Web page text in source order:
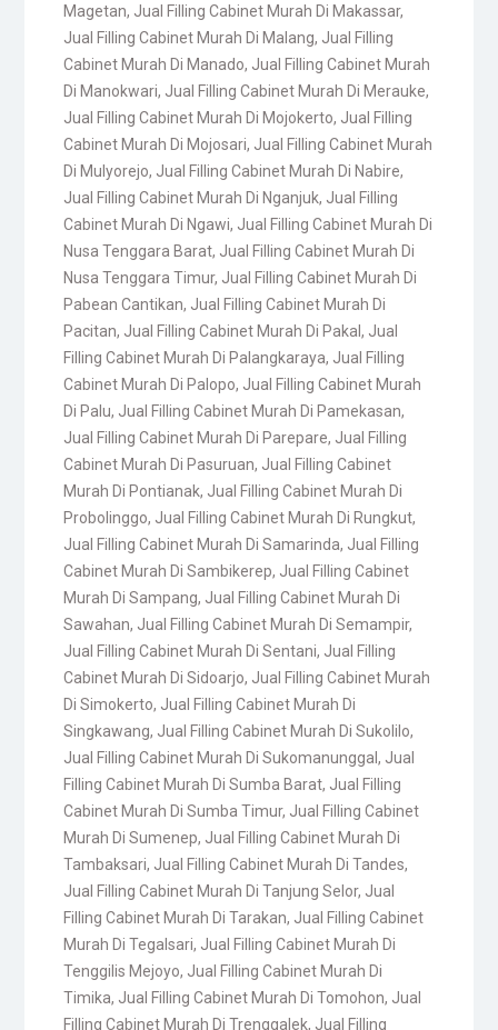
Magetan, Jual Filling Cabinet Murah Di Makassar,
Jual Filling Cabinet Murah Di Malang, Jual Filling
Cabinet Murah Di Manado, Jual Filling Cabinet Murah
Di Manokwari, Jual Filling Cabinet Murah Di Merauke,
Jual Filling Cabinet Murah Di Mojokerto, Jual Filling
Cabinet Murah Di Mojosari, Jual Filling Cabinet Murah
Di Mulyorejo, Jual Filling Cabinet Murah Di Nabire,
Jual Filling Cabinet Murah Di Nganjuk, Jual Filling
Cabinet Murah Di Ngawi, Jual Filling Cabinet Murah Di
Nusa Tenggara Barat, Jual Filling Cabinet Murah Di
Nusa Tenggara Timur, Jual Filling Cabinet Murah Di
Pabean Cantikan, Jual Filling Cabinet Murah Di
Pacitan, Jual Filling Cabinet Murah Di Pakal, Jual
Filling Cabinet Murah Di Palangkaraya, Jual Filling
Cabinet Murah Di Palopo, Jual Filling Cabinet Murah
Di Palu, Jual Filling Cabinet Murah Di Pamekasan,
Jual Filling Cabinet Murah Di Parepare, Jual Filling
Cabinet Murah Di Pasuruan, Jual Filling Cabinet
Murah Di Pontianak, Jual Filling Cabinet Murah Di
Probolinggo, Jual Filling Cabinet Murah Di Rungkut,
Jual Filling Cabinet Murah Di Samarinda, Jual Filling
Cabinet Murah Di Sambikerep, Jual Filling Cabinet
Murah Di Sampang, Jual Filling Cabinet Murah Di
Sawahan, Jual Filling Cabinet Murah Di Semampir,
Jual Filling Cabinet Murah Di Sentani, Jual Filling
Cabinet Murah Di Sidoarjo, Jual Filling Cabinet Murah
Di Simokerto, Jual Filling Cabinet Murah Di
Singkawang, Jual Filling Cabinet Murah Di Sukolilo,
Jual Filling Cabinet Murah Di Sukomanunggal, Jual
Filling Cabinet Murah Di Sumba Barat, Jual Filling
Cabinet Murah Di Sumba Timur, Jual Filling Cabinet
Murah Di Sumenep, Jual Filling Cabinet Murah Di
Tambaksari, Jual Filling Cabinet Murah Di Tandes,
Jual Filling Cabinet Murah Di Tanjung Selor, Jual
Filling Cabinet Murah Di Tarakan, Jual Filling Cabinet
Murah Di Tegalsari, Jual Filling Cabinet Murah Di
Tenggilis Mejoyo, Jual Filling Cabinet Murah Di
Timika, Jual Filling Cabinet Murah Di Tomohon, Jual
Filling Cabinet Murah Di Trenggalek, Jual Filling